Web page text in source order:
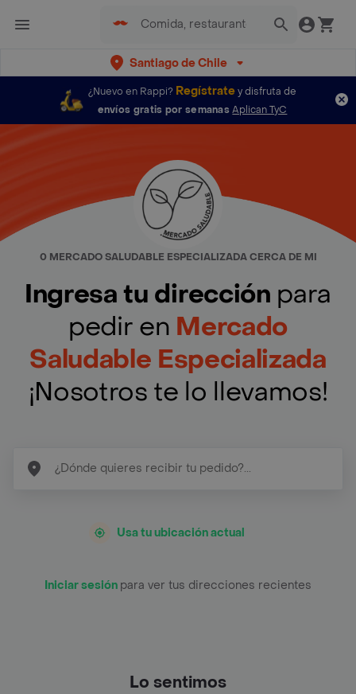
Santiago de Chile
¿Nuevo en Rappi? Regístratey disfruta de
envíos gratis por semanas Aplican TyC
0 MERCADO SALUDABLE ESPECIALIZADA CERCA DE MI
Ingresa tu dirección para
pedir en Mercado
Saludable Especializada
¡Nosotros te lo llevamos!
Usa tu ubicación actual
Iniciar sesión para ver tus direcciones recientes
Lo sentimos